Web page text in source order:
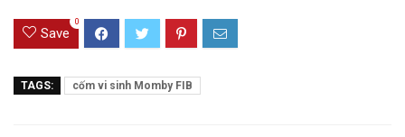
Save
0
TAGS: cốm vi sinh Momby FIB